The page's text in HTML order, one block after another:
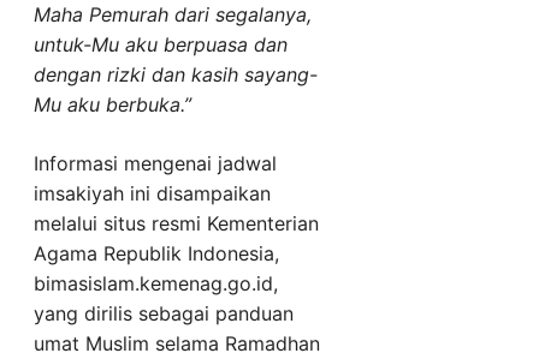
Maha Pemurah dari segalanya,
untuk-Mu aku berpuasa dan
dengan rizki dan kasih sayang-
Mu aku berbuka.”
Informasi mengenai jadwal
imsakiyah ini disampaikan
melalui situs resmi Kementerian
Agama Republik Indonesia,
bimasislam.kemenag.go.id,
yang dirilis sebagai panduan
umat Muslim selama Ramadhan